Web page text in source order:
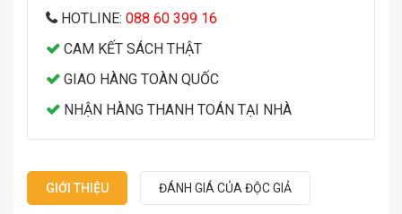
HOTLINE: 088 60 399 16
CAM KẾT SÁCH THẬT
GIAO HÀNG TOÀN QUỐC
NHẬN HÀNG THANH TOÁN TẠI NHÀ
GIỚI THIỆU ĐÁNH GIÁ CỦA ĐỘC GIẢ